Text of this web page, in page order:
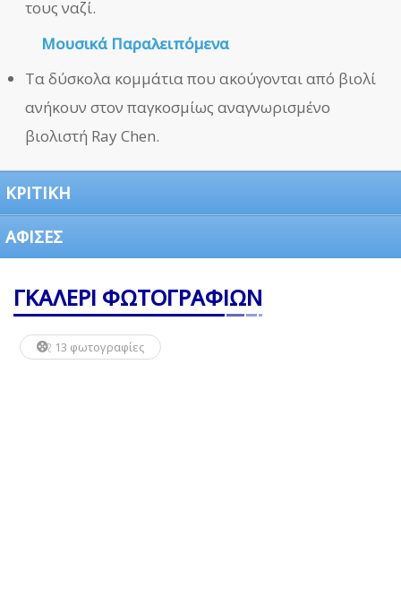
τους ναζί.
Μουσικά Παραλειπόμενα
Τα δύσκολα κομμάτια που ακούγονται από βιολί
ανήκουν στον παγκοσμίως αναγνωρισμένο
βιολιστή Ray Chen.
ΚΡΙΤΙΚΗ
ΑΦΙΣΕΣ
ΓΚΑΛΕΡΙ ΦΩΤΟΓΡΑΦΙΩΝ
13 φωτογραφίες